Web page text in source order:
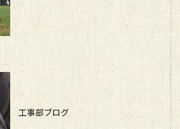
工事部ブログ